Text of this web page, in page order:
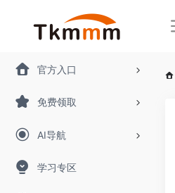
官方入口
免费领取
AI导航
学习专区